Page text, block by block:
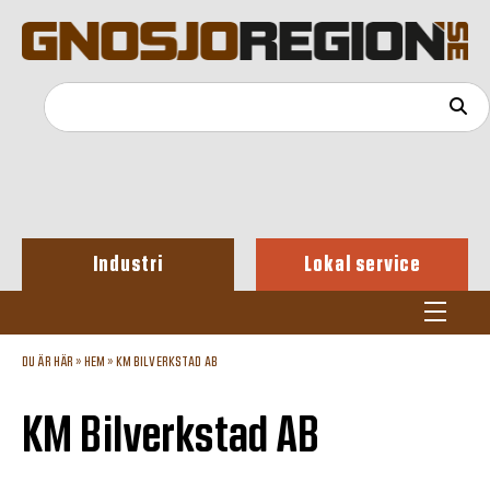
Industri Lokal service
DU ÄR HÄR » HEM » KM BILVERKSTAD AB
KM Bilverkstad AB